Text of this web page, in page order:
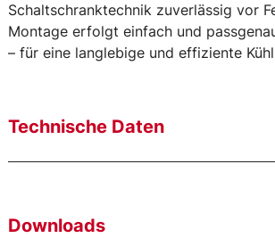
Schaltschranktechnik zuverlässig vor
Montage erfolgt einfach und
– für eine langlebige und effiziente
Technische Daten
Downloads